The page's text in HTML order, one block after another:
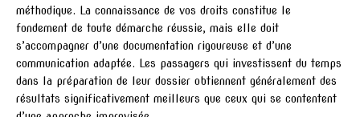
méthodique. La connaissance de vos droits constitue le
fondement de toute démarche réussie, mais elle doit
s’accompagner d’une documentation rigoureuse et d’une
communication adaptée. Les passagers qui investissent du temps
dans la préparation de leur dossier obtiennent généralement des
résultats significativement meilleurs que ceux qui se contentent